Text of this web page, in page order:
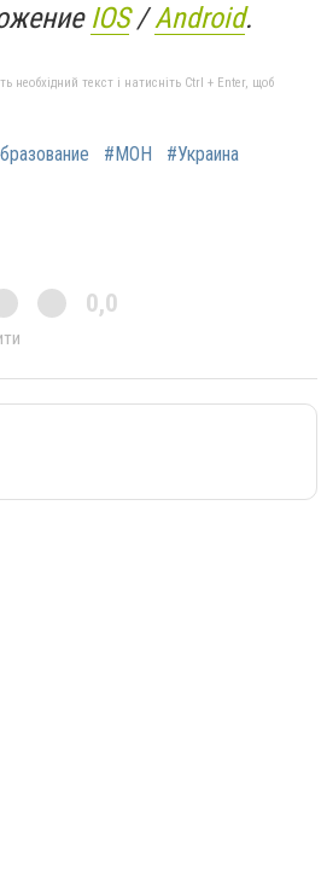
IOS/Android.
необхідний текст і натисніть Ctrl + Enter, щоб
#МОН #Украина
0,0